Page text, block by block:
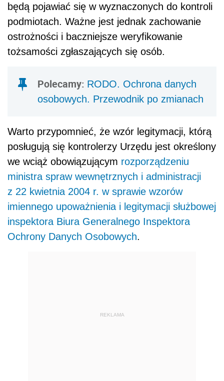
będą pojawiać się w wyznaczonych do kontroli
podmiotach. Ważne jest jednak zachowanie
ostrożności i baczniejsze weryfikowanie
tożsamości zgłaszających się osób.
Polecamy: RODO. Ochrona danych
osobowych. Przewodnik po zmianach
Warto przypomnieć, że wzór legitymacji, którą
posługują się kontrolerzy Urzędu jest określony
we wciąż obowiązującym rozporządzeniu
ministra spraw wewnętrznych i administracji
z 22 kwietnia 2004 r. w sprawie wzorów
imiennego upoważnienia i legitymacji służbowej
inspektora Biura Generalnego Inspektora
Ochrony Danych Osobowych.
REKLAMA